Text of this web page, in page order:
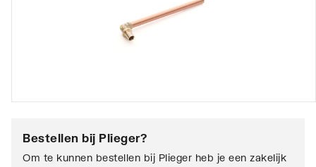
Bestellen bij Plieger?
Om te kunnen bestellen bij Plieger heb je een zakelijk